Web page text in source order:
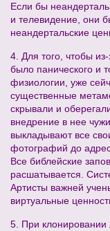
Если бы
и телевидение, они
неандертальские
4. Для того, чтобы
было панического и
физиологии, уже
существенные
скрывали и
внедрение в нее
выкладывают все
фотографий до
Все библейские
расшатывается.
Артисты важней
виртуальные
5. При клонировании